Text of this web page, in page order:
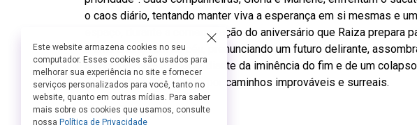
o caos diário, tentando manter viva a esperança em si mesmas e
espaço, durante a comemoração do aniversário que Raiza prepara
e uma criança cai do céu, prenunciando um futuro delirante,
humor, drama e mistério, diante da iminência do fim e de um
espetáculo se desdobra por caminhos improváveis e surreais.
Ficha Técnica:
Este website armazena cookies no seu
computador. Esses cookies são usados para
melhorar sua experiência no site e fornecer
serviços personalizados para você, tanto no
website, quanto em outras mídias. Para saber
mais sobre os cookies que usamos, consulte
nossa Política de Privacidade